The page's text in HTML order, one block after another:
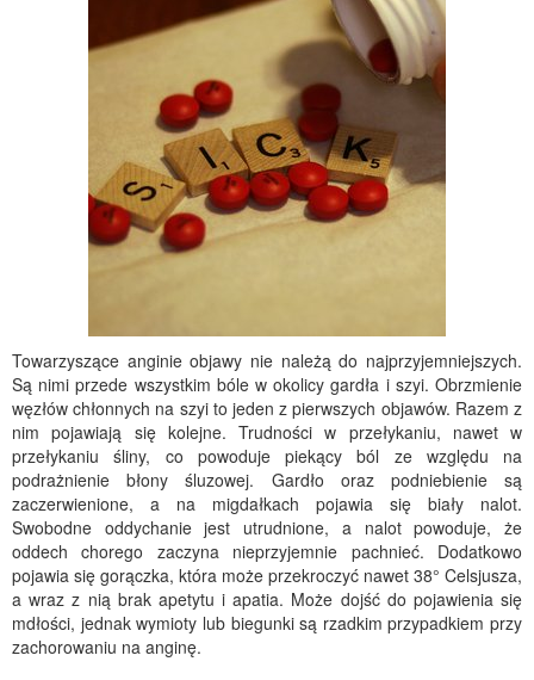
Towarzyszące anginie objawy nie należą do najprzyjemniejszych.
Są nimi przede wszystkim bóle w okolicy gardła i szyi. Obrzmienie
węzłów chłonnych na szyi to jeden z pierwszych objawów. Razem z
nim pojawiają się kolejne. Trudności w przełykaniu, nawet w
przełykaniu śliny, co powoduje piekący ból ze względu na
podrażnienie błony śluzowej. Gardło oraz podniebienie są
zaczerwienione, a na migdałkach pojawia się biały nalot.
Swobodne oddychanie jest utrudnione, a nalot powoduje, że
oddech chorego zaczyna nieprzyjemnie pachnieć. Dodatkowo
pojawia się gorączka, która może przekroczyć nawet 38° Celsjusza,
a wraz z nią brak apetytu i apatia. Może dojść do pojawienia się
mdłości, jednak wymioty lub biegunki są rzadkim przypadkiem przy
zachorowaniu na anginę.